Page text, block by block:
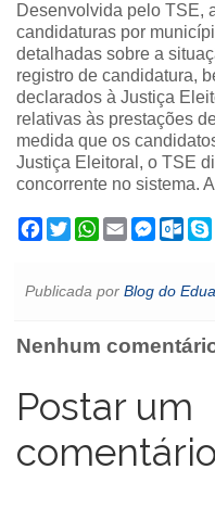
Desenvolvida pelo TSE,
candidaturas por
detalhadas sobre a
registro de candidatura,
declarados à Justiça
relativas às prestações
medida que os
Justiça Eleitoral, o TSE
concorrente no sistema.
F
a
b
k
T
w
t
W
h
s
p
E
m
l
M
e
e
e
O
u
o
.
m
Publicada por Blog do
Nenhum
Postar um
comentário